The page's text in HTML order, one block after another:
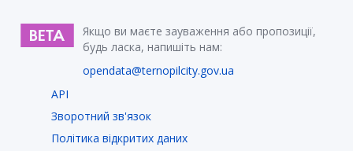
Якщо ви маєте зауваження або пропозиції,
будь ласка, напишіть нам:
opendata@ternopilcity.gov.ua
API
Зворотний зв'язок
Політика відкритих даних